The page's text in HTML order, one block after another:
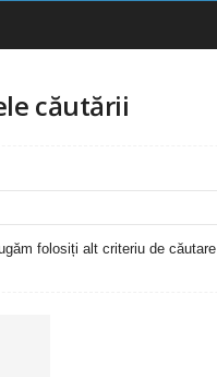
căutării
folosiți alt criteriu de căutare